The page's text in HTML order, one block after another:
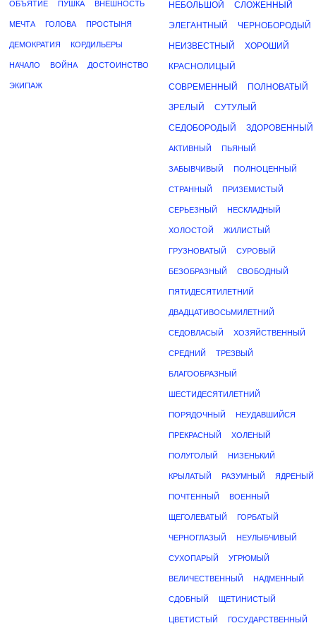
ОБЪЯТИЕ ПУШКА ВНЕШНОСТЬ
МЕЧТА ГОЛОВА ПРОСТЫНЯ
ДЕМОКРАТИЯ КОРДИЛЬЕРЫ
НАЧАЛО ВОЙНА ДОСТОИНСТВО
ЭКИПАЖ
НЕБОЛЬШОЙ СЛОЖЕННЫЙ
ЭЛЕГАНТНЫЙ ЧЕРНОБОРОДЫЙ
НЕИЗВЕСТНЫЙ ХОРОШИЙ
КРАСНОЛИЦЫЙ
СОВРЕМЕННЫЙ ПОЛНОВАТЫЙ
ЗРЕЛЫЙ СУТУЛЫЙ
СЕДОБОРОДЫЙ ЗДОРОВЕННЫЙ
АКТИВНЫЙ ПЬЯНЫЙ
ЗАБЫВЧИВЫЙ ПОЛНОЦЕННЫЙ
СТРАННЫЙ ПРИЗЕМИСТЫЙ
СЕРЬЕЗНЫЙ НЕСКЛАДНЫЙ
ХОЛОСТОЙ ЖИЛИСТЫЙ
ГРУЗНОВАТЫЙ СУРОВЫЙ
БЕЗОБРАЗНЫЙ СВОБОДНЫЙ
ПЯТИДЕСЯТИЛЕТНИЙ
ДВАДЦАТИВОСЬМИЛЕТНИЙ
СЕДОВЛАСЫЙ ХОЗЯЙСТВЕННЫЙ
СРЕДНИЙ ТРЕЗВЫЙ
БЛАГООБРАЗНЫЙ
ШЕСТИДЕСЯТИЛЕТНИЙ
ПОРЯДОЧНЫЙ НЕУДАВШИЙСЯ
ПРЕКРАСНЫЙ ХОЛЕНЫЙ
ПОЛУГОЛЫЙ НИЗЕНЬКИЙ
КРЫЛАТЫЙ РАЗУМНЫЙ ЯДРЕНЫЙ
ПОЧТЕННЫЙ ВОЕННЫЙ
ЩЕГОЛЕВАТЫЙ ГОРБАТЫЙ
ЧЕРНОГЛАЗЫЙ НЕУЛЫБЧИВЫЙ
СУХОПАРЫЙ УГРЮМЫЙ
ВЕЛИЧЕСТВЕННЫЙ НАДМЕННЫЙ
СДОБНЫЙ ЩЕТИНИСТЫЙ
ЦВЕТИСТЫЙ ГОСУДАРСТВЕННЫЙ